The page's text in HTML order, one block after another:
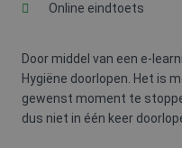
Online eindtoets
Door middel van een e-
Hygiëne doorlopen. Het is
gewenst moment te
dus niet in één keer